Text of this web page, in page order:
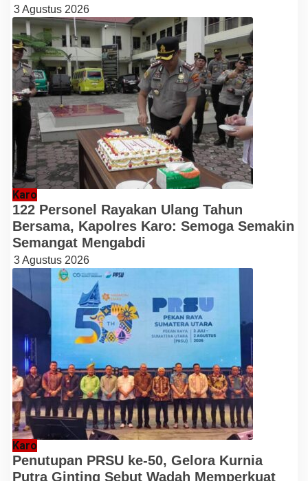
3 Agustus 2026
Karo
122 Personel Rayakan Ulang Tahun
Bersama, Kapolres Karo: Semoga Semakin
Semangat Mengabdi
3 Agustus 2026
Karo
Penutupan PRSU ke-50, Gelora Kurnia
Putra Ginting Sebut Wadah Memperkuat